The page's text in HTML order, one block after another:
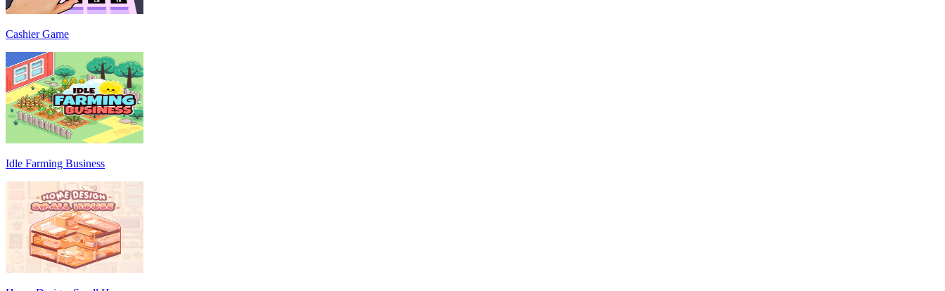
Cashier Game
Idle Farming Business